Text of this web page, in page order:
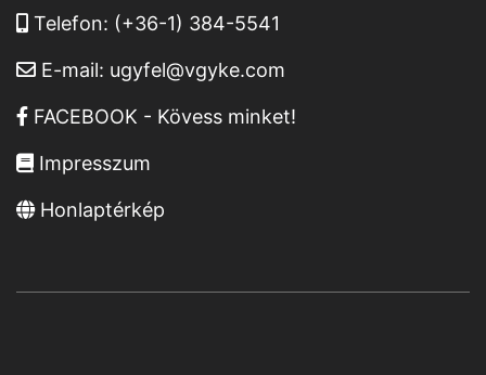
Telefon: (+36-1) 384-5541
E-mail: ugyfel@vgyke.com
FACEBOOK - Kövess minket!
Impresszum
Honlaptérkép